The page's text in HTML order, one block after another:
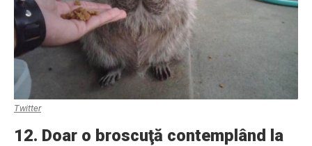
Twitter
12. Doar o broscuţă contemplând la